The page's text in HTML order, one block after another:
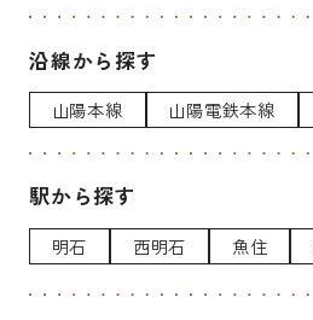
沿線から探す
山陽本線 山陽電鉄本線
駅から探す
明石 西明石 魚住